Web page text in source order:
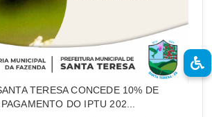
TERESA CONCEDE 10% DE
DO IPTU 202...